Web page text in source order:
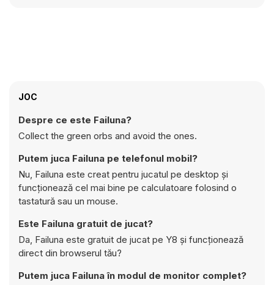
JOC
Despre ce este Failuna?
Collect the green orbs and avoid the ones.
Putem juca Failuna pe telefonul mobil?
Nu, Failuna este creat pentru jucatul pe desktop și
funcționează cel mai bine pe calculatoare folosind o
tastatură sau un mouse.
Este Failuna gratuit de jucat?
Da, Failuna este gratuit de jucat pe Y8 și funcționează
direct din browserul tău?
Putem juca Failuna în modul de monitor complet?